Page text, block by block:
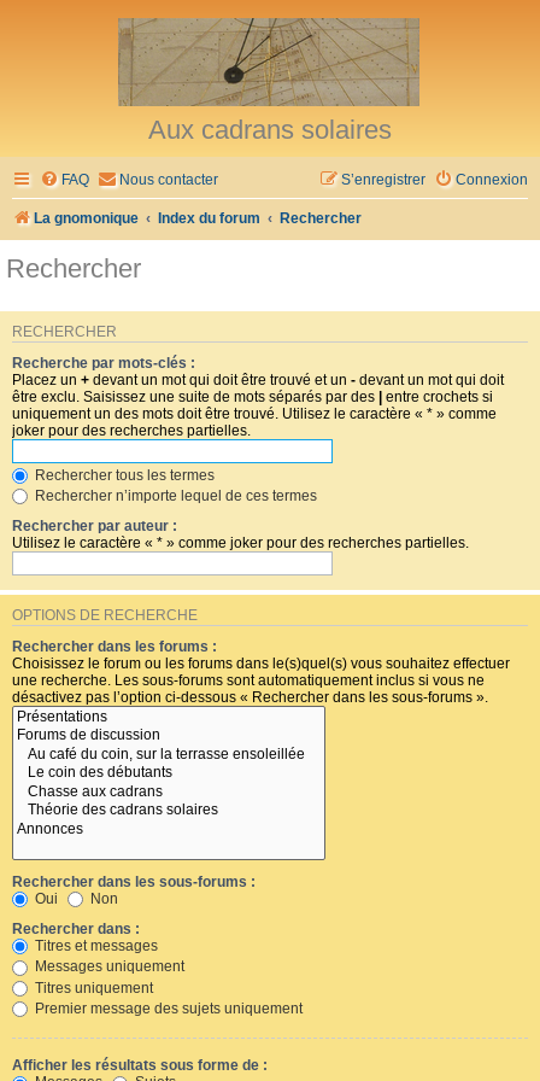
Aux cadrans solaires
FAQ Nous contacter Connexion
S’enregistrer
La gnomonique Index du forum Rechercher
Rechercher
RECHERCHER
Recherche par mots-clés :
Placez un + devant un mot qui doit être trouvé et un - devant un mot qui doit
être exclu. Saisissez une suite de mots séparés par des | entre crochets si
uniquement un des mots doit être trouvé. Utilisez le caractère « * » comme
joker pour des recherches partielles.
Rechercher tous les termes
Rechercher n’importe lequel de ces termes
Rechercher par auteur :
Utilisez le caractère « * » comme joker pour des recherches partielles.
OPTIONS DE RECHERCHE
Rechercher dans les forums :
Choisissez le forum ou les forums dans le(s)quel(s) vous souhaitez effectuer
une recherche. Les sous-forums sont automatiquement inclus si vous ne
désactivez pas l’option ci-dessous « Rechercher dans les sous-forums ».
Rechercher dans les sous-forums :
Oui
Non
Rechercher dans :
Titres et messages
Messages uniquement
Titres uniquement
Premier message des sujets uniquement
Afficher les résultats sous forme de :